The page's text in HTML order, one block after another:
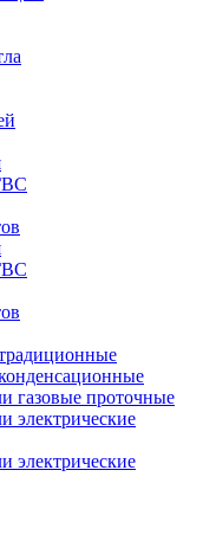
газовые проточные
электрические
электрические